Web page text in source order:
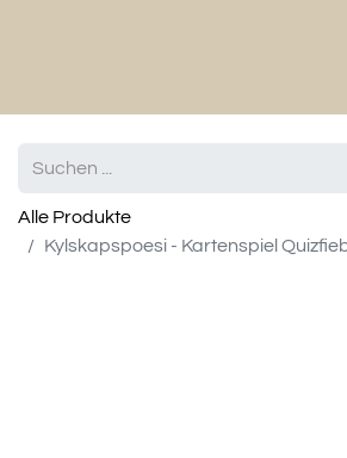
Alle Produkte
Kylskapspoesi - Kartenspiel